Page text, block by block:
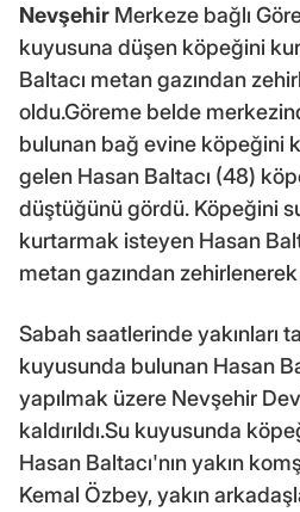
Nevşehir Merkeze bağlı
kuyusuna düşen köpeğini
Baltacı metan gazından
oldu.Göreme belde
bulunan bağ evine köpeğini
gelen Hasan Baltacı (48)
düştüğünü gördü. Köpeğini
kurtarmak isteyen Hasan
metan gazından
Sabah saatlerinde yakınları
kuyusunda bulunan Hasan
yapılmak üzere Nevşehir
kaldırıldı.Su kuyusunda
Hasan Baltacı'nın yakın
Kemal Özbey, yakın